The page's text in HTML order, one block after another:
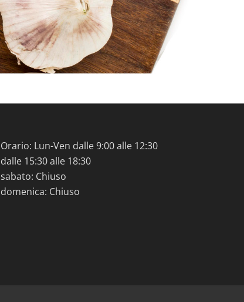
Orario: Lun-Ven dalle 9:00 alle 12:30
dalle 15:30 alle 18:30
sabato: Chiuso
domenica: Chiuso